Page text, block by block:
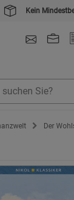
Kein
Online-Shop
Der